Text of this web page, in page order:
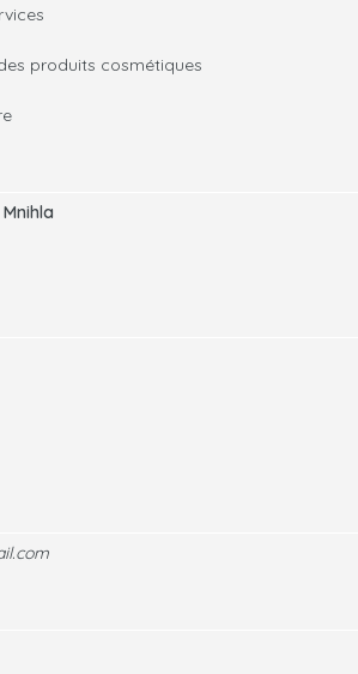
produits cosmétiques